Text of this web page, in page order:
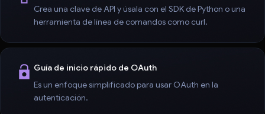
Crea una clave de API y úsala con el SDK de Python o una
herramienta de línea de comandos como curl.
Guía de inicio rápido de OAuth
Es un enfoque simplificado para usar OAuth en la
autenticación.